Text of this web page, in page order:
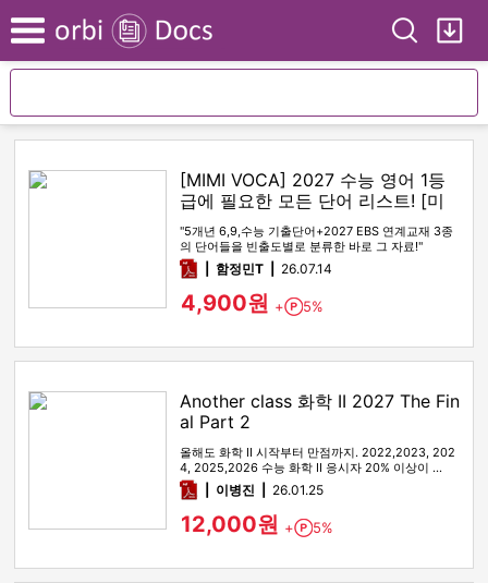
Menu Search
[MIMI VOCA] 2027 수능 영어 1등
급에 필요한 모든 단어 리스트! [미
미보카]
"5개년 6,9,수능 기출단어+2027 EBS 연계교재 3종
의 단어들을 빈출도별로 분류한 바로 그 자료!"
pdf함정민T 26.07.14
4,900원 + Point
5%
Another class 화학 II 2027 The Fin
al Part 2
올해도 화학 II 시작부터 만점까지. 2022,2023, 202
4, 2025,2026 수능 화학 II 응시자 20% 이상이 …
pdf이병진 26.01.25
12,000원 + Point
5%